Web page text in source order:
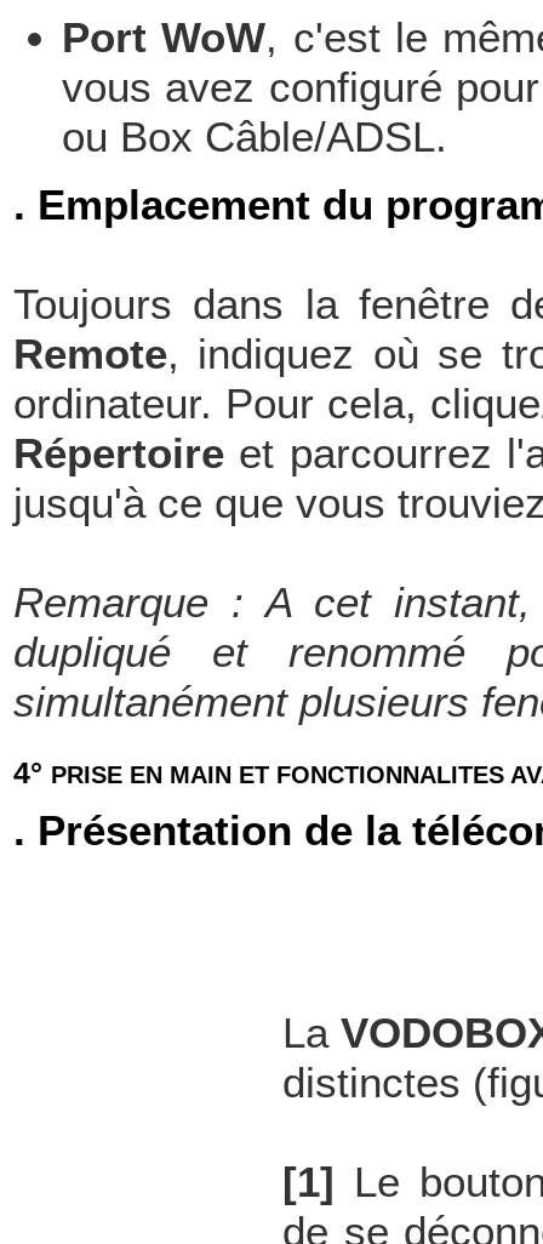
Port WoW, c'est le
vous avez configuré
ou Box Câble/ADSL.
. Emplacement du
Toujours dans la fenêtre
Remote, indiquez où se
ordinateur. Pour cela,
Répertoire et parcourrez
jusqu'à ce que vous
Remarque : A cet
dupliqué et renommé
simultanément plusieurs
4° PRISE EN MAIN ET FONCTIONNALITES
. Présentation de la
La
distinctes
[1] Le
de se